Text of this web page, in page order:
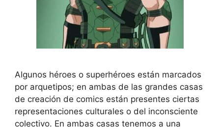
Algunos héroes o superhéroes están marcados
por arquetipos; en ambas de las grandes casas
de creación de comics están presentes ciertas
representaciones culturales o del inconsciente
colectivo. En ambas casas tenemos a una